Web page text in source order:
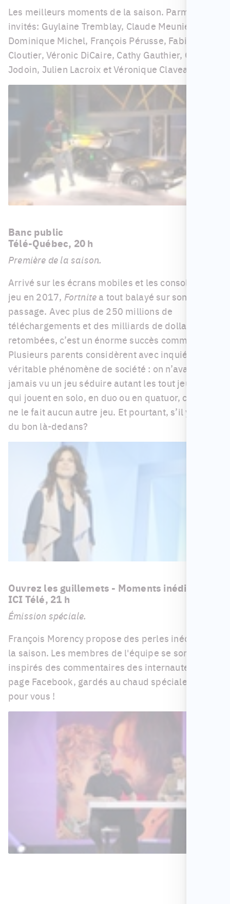
Les meilleurs moments de la saison. Parmi les
invités: Guylaine Tremblay, Claude Meunier,
Dominique Michel, François Pérusse, Fabien
Cloutier, Véronic DiCaire, Cathy Gauthier, Guy
Jodoin, Julien Lacroix et Véronique Claveau!
Banc public
Télé-Québec, 20 h
Première de la saison.
Arrivé sur les écrans mobiles et les consoles de
jeu en 2017, Fortnite a tout balayé sur son
passage. Avec plus de 250 millions de
téléchargements et des milliards de dollars en
retombées, c’est un énorme succès commercial.
Plusieurs parents considèrent avec inquiétude ce
véritable phénomène de société : on n’avait
jamais vu un jeu séduire autant les tout jeunes,
qui jouent en solo, en duo ou en quatuor, comme
ne le fait aucun autre jeu. Et pourtant, s’il y avait
du bon là-dedans?
Ouvrez les guillemets - Moments inédits
ICI Télé, 21 h
Émission spéciale.
François Morency propose des perles inédites de
la saison. Les membres de l'équipe se sont
inspirés des commentaires des internautes sur la
page Facebook, gardés au chaud spécialement
pour vous !